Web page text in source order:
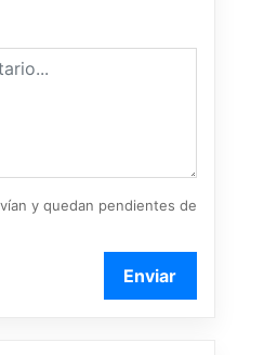
y quedan pendientes de
Enviar